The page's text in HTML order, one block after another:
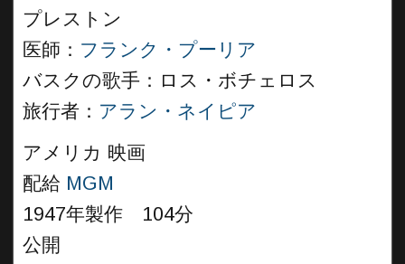
プレストン
医師： フランク・プーリア
バスクの歌手：ロス・ボチェロス
旅行者： アラン・ネイピア
アメリカ 映画
配給 MGM
1947年製作 104分
公開